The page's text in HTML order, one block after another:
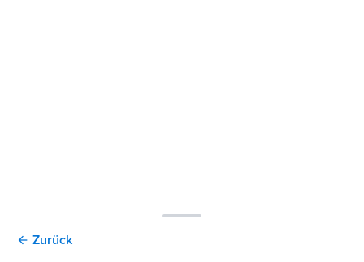
arrow_back Zurück